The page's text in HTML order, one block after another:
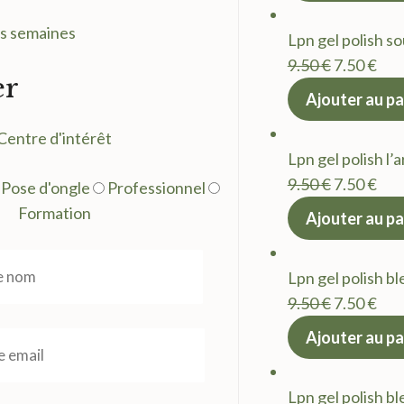
semaines
d'intérêt
Pose d'ongle
Professionnel
Formation
9.50 €.
Lpn gel polish
9.50€Le
prix
9.50 €.
7.50€Le
Ajouter au
Lpn gel polish
9.50€Le
prix
9.50 €.
7.50€Le
Ajouter au
Lpn gel polish
9.50€Le
prix
7.50€Le
Ajouter au
Lpn gel polish